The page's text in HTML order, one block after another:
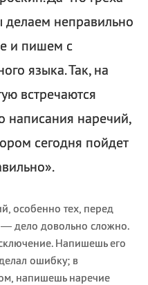
неправильно
и пишем с
языка. Так, на
встречаются
написания наречий,
сегодня пойдет
особенно тех, перед
— дело довольно сложно.
Напишешь его
ошибку; в
напишешь наречие